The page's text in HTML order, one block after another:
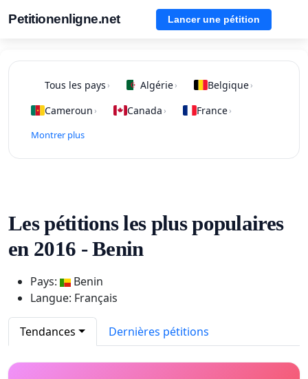
Petitionenligne.net Lancer une pétition
Tous les pays › Algérie› Belgique›
Cameroun › Canada › France›
Montrer plus
Les pétitions les plus populaires
en 2016 - Benin
Pays:
Benin
Langue: Français
Tendances Dernières pétitions